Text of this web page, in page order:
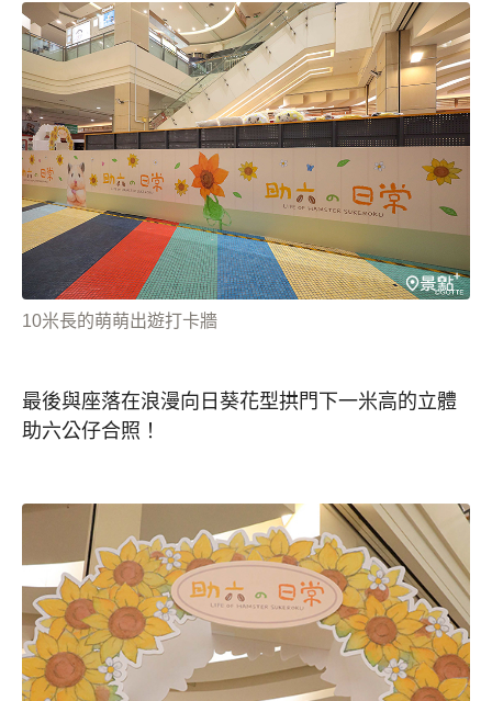
10米長的萌萌出遊打卡牆
最後與座落在浪漫向日葵花型拱門下一米高的立體
助六公仔合照！